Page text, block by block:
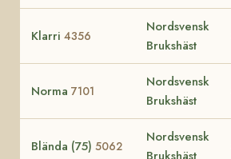
Klarri 4356
Nordsvensk
Brukshäst
Norma 7101
Nordsvensk
Brukshäst
Blända (75) 5062
Nordsvensk
Brukshäst